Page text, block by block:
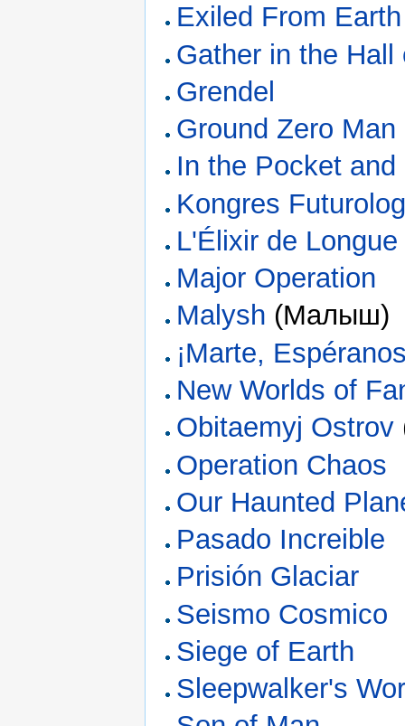
Exiled From Earth
Gather in the
Grendel
Ground Zero Man
In the Pocket
Kongres
L'Élixir de
Major Operation
Malysh (Малыш)
¡Marte,
New Worlds of
Obitaemyj Ostrov
Operation Chaos
Our Haunted
Pasado Increible
Prisión Glaciar
Seismo Cosmico
Siege of Earth
Sleepwalker's